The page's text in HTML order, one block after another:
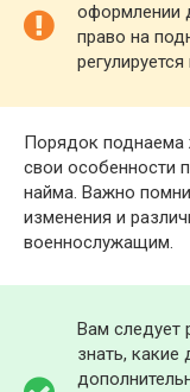
оформлении
право на
Порядок поднаема
свои особенности
найма. Важно
изменения и
военнослужащим.
Вам следует
знать, какие